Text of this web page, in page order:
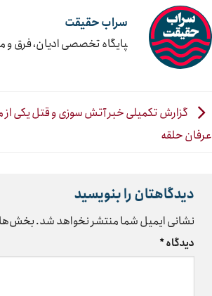
سراب حقیقت
‍پایگاه تخصصی ادیان، فرق
گزارش تکمیلی خبر آتش سوزی و قتل یکی از
عرفان حلقه
دیدگاهتان را بنویسید
نشانی ایمیل شما منتشر نخواهد شد.
دیدگاه*